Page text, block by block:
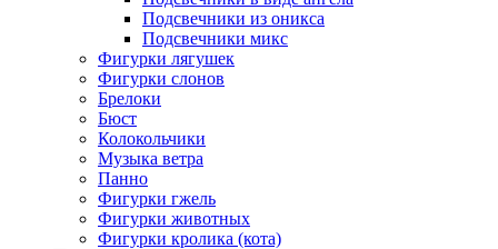
Подсвечники из оникса
Подсвечники микс
Фигурки лягушек
Фигурки слонов
Брелоки
Бюст
Колокольчики
Музыка ветра
Панно
Фигурки гжель
Фигурки животных
Фигурки кролика (кота)